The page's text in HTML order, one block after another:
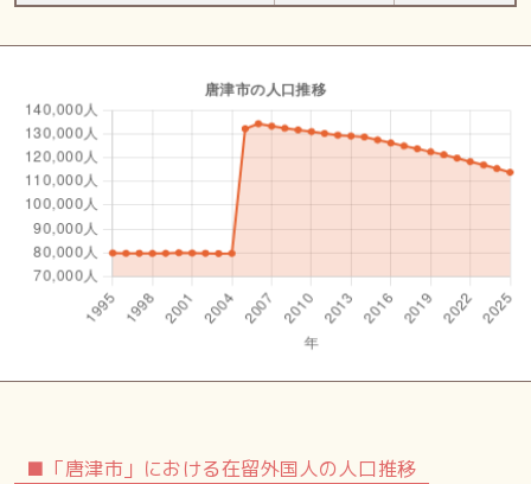
■「唐津市」における在留外国人の人口推移